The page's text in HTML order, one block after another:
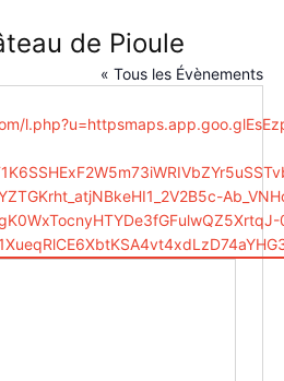
de Pioule
« Tous les Évènements